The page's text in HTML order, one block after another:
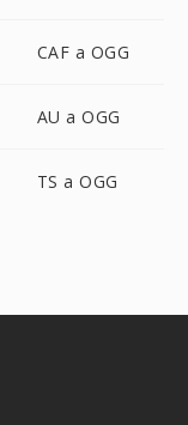
CAF a OGG
AU a OGG
TS a OGG